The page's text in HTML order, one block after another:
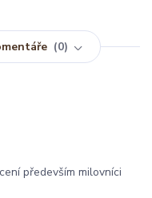
0
především milovníci